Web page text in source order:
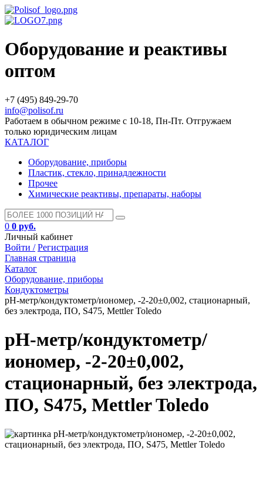
Оборудование и реактивы
оптом
+7 (495) 849-29-70
info@polisof.ru
Работаем в обычном режиме с 10-18, Пн-Пт. Отгружаем
только юридическим лицам
КАТАЛОГ
Оборудование, приборы
Пластик, стекло, принадлежности
Прочее
Химические реактивы, препараты, наборы
0 0 руб.
Личный кабинет
Войти / Регистрация
Главная страница
Каталог
Оборудование, приборы
Кондуктометры
рН-метр/кондуктометр/иономер, -2-20±0,002, стационарный,
без электрода, ПО, S475, Mettler Toledo
рН-метр/кондуктометр/
иономер, -2-20±0,002,
стационарный, без электрода,
ПО, S475, Mettler Toledo